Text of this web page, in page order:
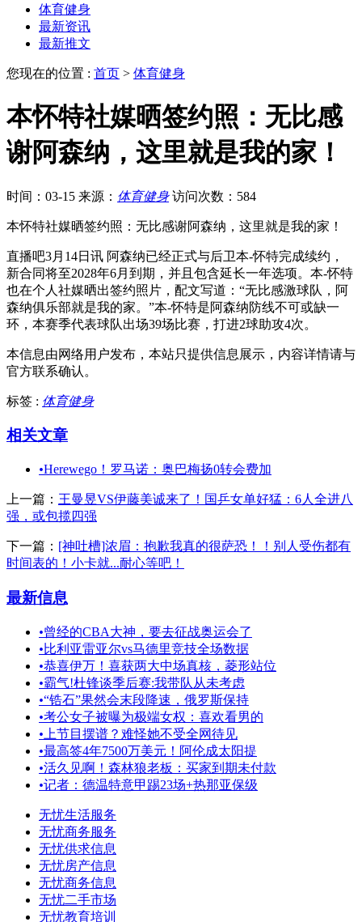
体育健身
最新资讯
最新推文
您现在的位置 : 首页 > 体育健身
本怀特社媒晒签约照：无比感
谢阿森纳，这里就是我的家！
时间：03-15 来源： 体育健身 访问次数：584
本怀特社媒晒签约照：无比感谢阿森纳，这里就是我的家！
直播吧3月14日讯 阿森纳已经正式与后卫本-怀特完成续约，
新合同将至2028年6月到期，并且包含延长一年选项。本-怀特
也在个人社媒晒出签约照片，配文写道：“无比感激球队，阿
森纳俱乐部就是我的家。”本-怀特是阿森纳防线不可或缺一
环，本赛季代表球队出场39场比赛，打进2球助攻4次。
本信息由网络用户发布， 本站只提供信息展示，内容详情请与
官方联系确认。
标签 : 体育健身
相关文章
•Herewego！罗马诺：奥巴梅扬0转会费加
上一篇： 王曼昱VS伊藤美诚来了！国乒女单好猛：6人全进八
强，或包揽四强
下一篇： [神吐槽]浓眉：抱歉我真的很萨恐！！别人受伤都有
时间表的！小卡就...耐心等吧！
最新信息
•曾经的CBA大神，要去征战奥运会了
•比利亚雷亚尔vs马德里竞技全场数据
•恭喜伊万！喜获两大中场真核，菱形站位
•霸气!杜锋谈季后赛:我带队从未考虑
•“锆石”果然会末段降速，俄罗斯保持
•考公女子被曝为极端女权：喜欢看男的
• 上节目摆谱？难怪她不受全网待见
•最高签4年7500万美元！阿伦成太阳提
•活久见啊！森林狼老板：买家到期未付款
•记者：德温特意甲踢23场+热那亚保级
无忧生活服务
无忧商务服务
无忧供求信息
无忧房产信息
无忧商务信息
无忧二手市场
无忧教育培训